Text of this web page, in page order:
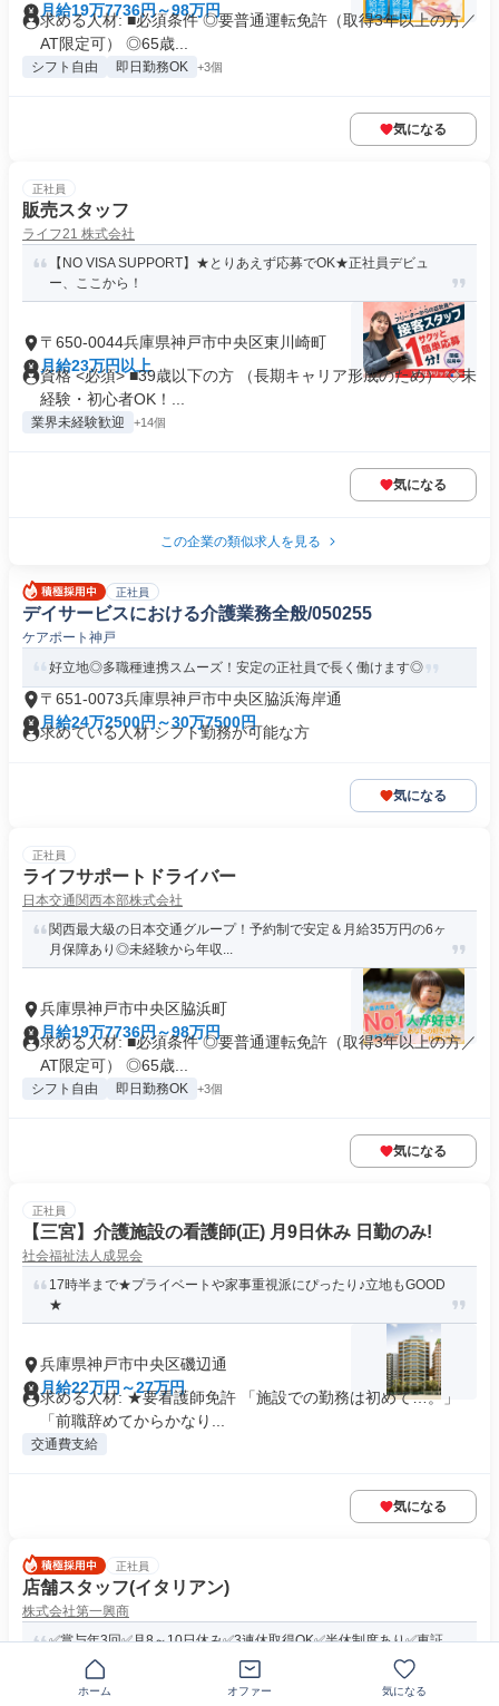
月給19万7736円～98万円
求める人材: ■必須条件 ◎要普通運転免許（取得3年以上の方／
AT限定可） ◎65歳...
シフト自由 即日勤務OK +3個
気になる
正社員
販売スタッフ
ライフ21 株式会社
【NO VISA SUPPORT】★とりあえず応募でOK★正社員デビュ
ー、ここから！
〒650-0044兵庫県神戸市中央区東川崎町
月給23万円以上
資格 <必須> ■39歳以下の方 （長期キャリア形成のため） ◇未
経験・初心者OK！...
業界未経験歓迎 +14個
気になる
この企業の類似求人を見る
正社員
デイサービスにおける介護業務全般/050255
ケアポート神戸
好立地◎多職種連携スムーズ！安定の正社員で長く働けます◎
〒651-0073兵庫県神戸市中央区脇浜海岸通
月給24万2500円～30万7500円
求めている人材 シフト勤務が可能な方
気になる
正社員
ライフサポートドライバー
日本交通関西本部株式会社
関西最大級の日本交通グループ！予約制で安定＆月給35万円の6ヶ
月保障あり◎未経験から年収...
兵庫県神戸市中央区脇浜町
月給19万7736円～98万円
求める人材: ■必須条件 ◎要普通運転免許（取得3年以上の方／
AT限定可） ◎65歳...
シフト自由 即日勤務OK +3個
気になる
正社員
【三宮】介護施設の看護師(正) 月9日休み 日勤のみ!
社会福祉法人成晃会
17時半まで★プライベートや家事重視派にぴったり♪立地もGOOD
★
兵庫県神戸市中央区磯辺通
月給22万円～27万円
求める人材: ★要看護師免許 「施設での勤務は初めて…。」
「前職辞めてからかなり...
交通費支給
気になる
正社員
店舗スタッフ(イタリアン)
株式会社第一興商
✅賞与年3回✅月8～10日休み✅3連休取得OK✅半休制度あり✅東証
プライム上場グループ✅早...
ホーム オファー 気になる